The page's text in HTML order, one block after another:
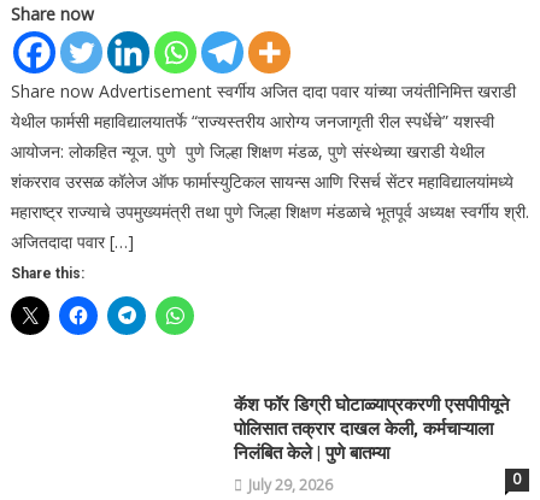
Share now
Share now Advertisement स्वर्गीय अजित दादा पवार यांच्या जयंतीनिमित्त खराडी
येथील फार्मसी महाविद्यालयातर्फे “राज्यस्तरीय आरोग्य जनजागृती रील स्पर्धेचे” यशस्वी
आयोजन: लोकहित न्यूज. पुणे पुणे जिल्हा शिक्षण मंडळ, पुणे संस्थेच्या खराडी येथील
शंकरराव उरसळ कॉलेज ऑफ फार्मास्युटिकल सायन्स आणि रिसर्च सेंटर महाविद्यालयांमध्ये
महाराष्ट्र राज्याचे उपमुख्यमंत्री तथा पुणे जिल्हा शिक्षण मंडळाचे भूतपूर्व अध्यक्ष स्वर्गीय श्री.
अजितदादा पवार […]
Share this:
कॅश फॉर डिग्री घोटाळ्याप्रकरणी एसपीपीयूने
पोलिसात तक्रार दाखल केली, कर्मचाऱ्याला
निलंबित केले | पुणे बातम्या
July 29, 2026 0